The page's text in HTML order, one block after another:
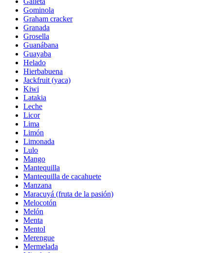
Gominola
Graham cracker
Granada
Grosella
Guanábana
Guayaba
Helado
Hierbabuena
Jackfruit (yaca)
Kiwi
Latakia
Leche
Licor
Lima
Limón
Limonada
Lulo
Mango
Mantequilla
Mantequilla de cacahuete
Manzana
Maracuyá (fruta de la pasión)
Melocotón
Melón
Menta
Mentol
Merengue
Mermelada